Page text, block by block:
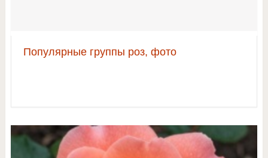
Популярные группы роз, фото